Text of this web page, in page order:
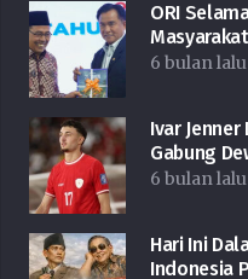
ORI
6 bulan lalu
Ivar
Gabung
6 bulan lalu
Hari Ini
Indonesia